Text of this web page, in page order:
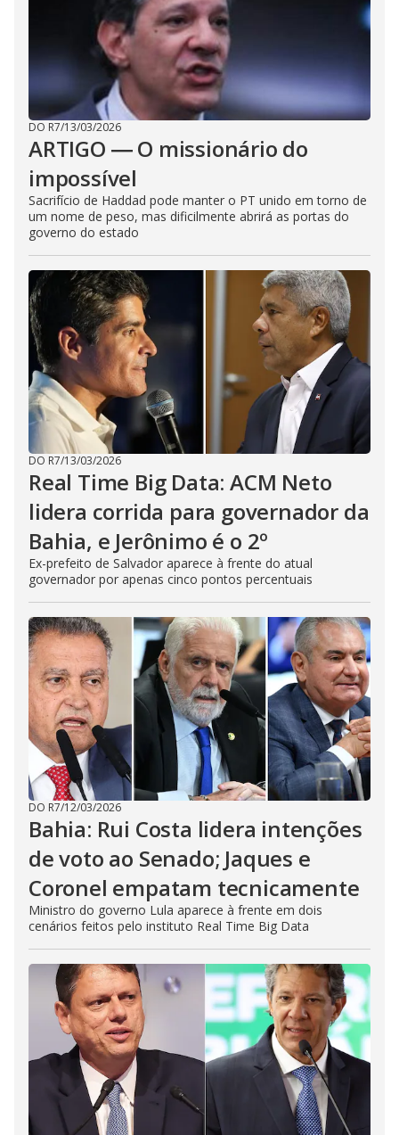
DO R7/13/03/2026
ARTIGO ― O missionário do
impossível
Sacrifício de Haddad pode manter o PT unido em torno de
um nome de peso, mas dificilmente abrirá as portas do
governo do estado
DO R7/13/03/2026
Real Time Big Data: ACM Neto
lidera corrida para governador da
Bahia, e Jerônimo é o 2º
Ex-prefeito de Salvador aparece à frente do atual
governador por apenas cinco pontos percentuais
DO R7/12/03/2026
Bahia: Rui Costa lidera intenções
de voto ao Senado; Jaques e
Coronel empatam tecnicamente
Ministro do governo Lula aparece à frente em dois
cenários feitos pelo instituto Real Time Big Data